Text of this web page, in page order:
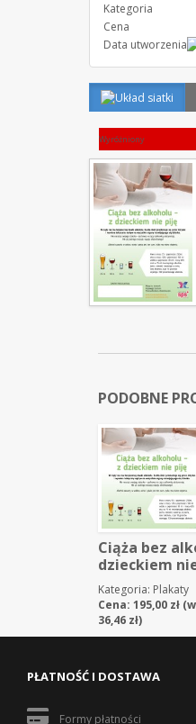
Kategoria
Cena
Data utworzenia
Wyróżniony
PODOBNE
Ciąża bez
dzieckiem
Kategoria: Plakaty
Cena: 195,00 zł
36,46 zł)
PŁATNOŚĆ I DOSTAWA
Formy płatności